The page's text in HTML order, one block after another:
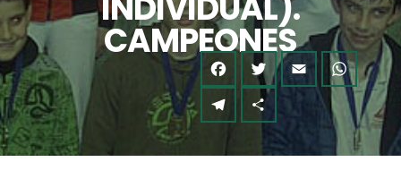
CAMPEONES